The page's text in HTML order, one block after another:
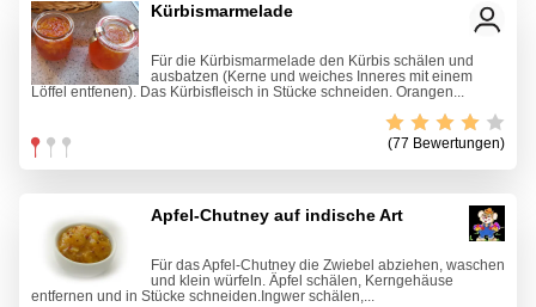
Kürbismarmelade
Für die Kürbismarmelade den Kürbis schälen und
ausbatzen (Kerne und weiches Inneres mit einem
Löffel entfenen). Das Kürbisfleisch in Stücke schneiden. Orangen...
(77 Bewertungen)
Apfel-Chutney auf indische Art
Für das Apfel-Chutney die Zwiebel abziehen, waschen
und klein würfeln. Äpfel schälen, Kerngehäuse
entfernen und in Stücke schneiden.Ingwer schälen,...